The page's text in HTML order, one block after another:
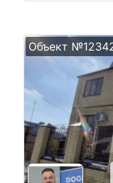
Объект